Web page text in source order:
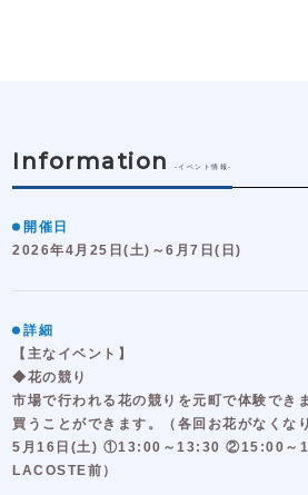
Information -イベント情報-
開催日
2026年4月25日(土)～6月7日(日)
詳細
【主なイベント】
◆花の競り
市場で行われる花の競りを元町で体験でき
買うことができます。（各回お花がなくな
5月16日(土) ①13:00～13:30 ②15:00～
LACOSTE前）